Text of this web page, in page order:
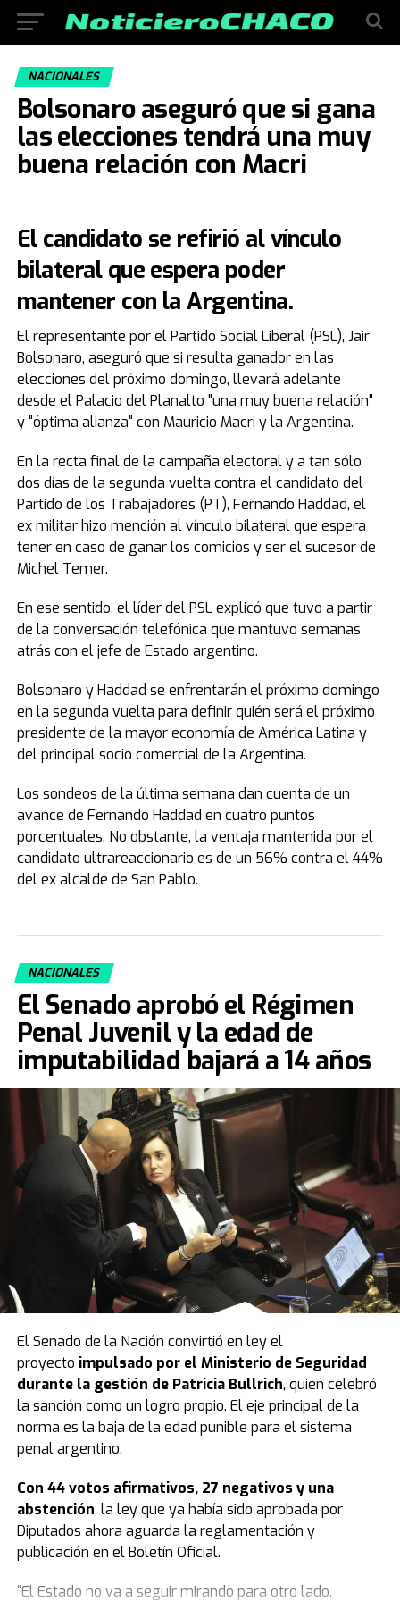
NACIONALES
Bolsonaro aseguró que si gana
las elecciones tendrá una muy
buena relación con Macri
El candidato se refirió al vínculo
bilateral que espera poder
mantener con la Argentina.
El representante por el Partido Social Liberal (PSL), Jair
Bolsonaro, aseguró que si resulta ganador en las
elecciones del próximo domingo, llevará adelante
desde el Palacio del Planalto "una muy buena relación"
y "óptima alianza" con Mauricio Macri y la Argentina.
En la recta final de la campaña electoral y a tan sólo
dos días de la segunda vuelta contra el candidato del
Partido de los Trabajadores (PT), Fernando Haddad, el
ex militar hizo mención al vínculo bilateral que espera
tener en caso de ganar los comicios y ser el sucesor de
Michel Temer.
En ese sentido, el líder del PSL explicó que tuvo a partir
de la conversación telefónica que mantuvo semanas
atrás con el jefe de Estado argentino.
Bolsonaro y Haddad se enfrentarán el próximo domingo
en la segunda vuelta para definir quién será el próximo
presidente de la mayor economía de América Latina y
del principal socio comercial de la Argentina.
Los sondeos de la última semana dan cuenta de un
avance de Fernando Haddad en cuatro puntos
porcentuales. No obstante, la ventaja mantenida por el
candidato ultrareaccionario es de un 56% contra el 44%
del ex alcalde de San Pablo.
NACIONALES
El Senado aprobó el Régimen
Penal Juvenil y la edad de
imputabilidad bajará a 14 años
El Senado de la Nación convirtió en ley el
proyecto impulsado por el Ministerio de Seguridad
durante la gestión de Patricia Bullrich, quien celebró
la sanción como un logro propio. El eje principal de la
norma es la baja de la edad punible para el sistema
penal argentino.
Con 44 votos afirmativos, 27 negativos y una
abstención, la ley que ya había sido aprobada por
Diputados ahora aguarda la reglamentación y
publicación en el Boletín Oficial.
“El Estado no va a seguir mirando para otro lado.